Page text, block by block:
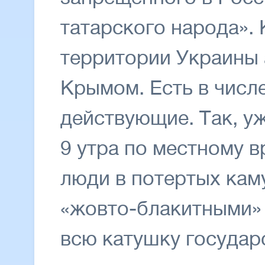
татарского
территории Украины
Крымом. Есть в
действующие. Так,
9 утра по местному
люди в потертых
«жовто-
всю катушку